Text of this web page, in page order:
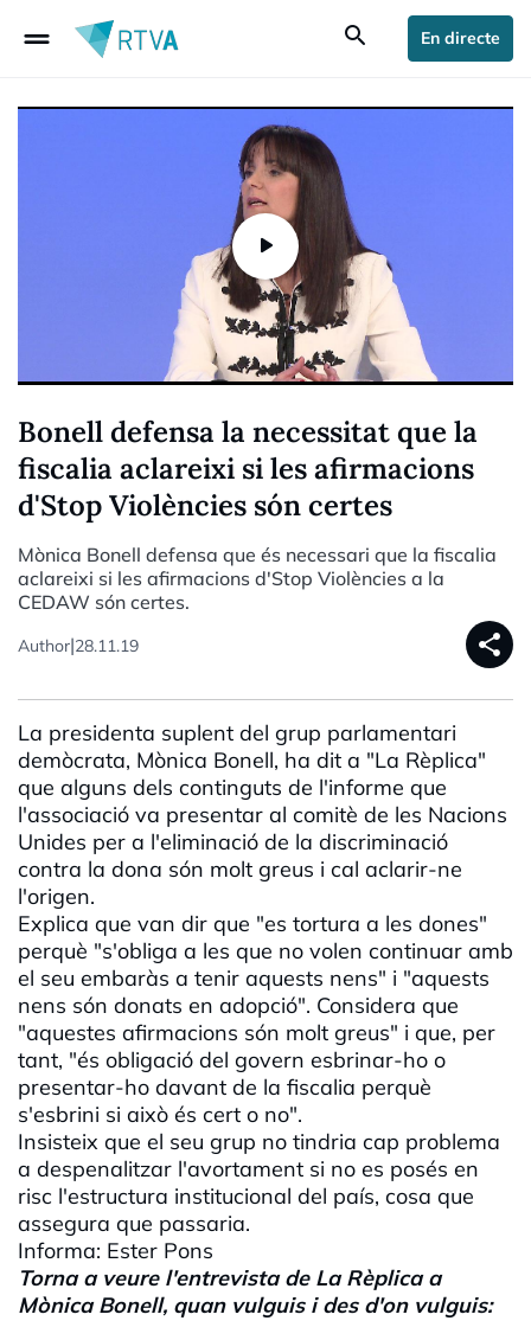
drag_handle search En directe
Bonell defensa la necessitat que la
fiscalia aclareixi si les afirmacions
d'Stop Violències són certes
Mònica Bonell defensa que és necessari que la fiscalia
aclareixi si les afirmacions d'Stop Violències a la
CEDAW són certes.
Author|28.11.19 share
La presidenta suplent del grup parlamentari
demòcrata, Mònica Bonell, ha dit a "La Rèplica"
que alguns dels continguts de l'informe que
l'associació va presentar al comitè de les Nacions
Unides per a l'eliminació de la discriminació
contra la dona són molt greus i cal aclarir-ne
l'origen.
Explica que van dir que "es tortura a les dones"
perquè "s'obliga a les que no volen continuar amb
el seu embaràs a tenir aquests nens" i "aquests
nens són donats en adopció". Considera que
"aquestes afirmacions són molt greus" i que, per
tant, "és obligació del govern esbrinar-ho o
presentar-ho davant de la fiscalia perquè
s'esbrini si això és cert o no".
Insisteix que el seu grup no tindria cap problema
a despenalitzar l'avortament si no es posés en
risc l'estructura institucional del país, cosa que
assegura que passaria.
Informa: Ester Pons
Torna a veure l'entrevista de La Rèplica a
Mònica Bonell, quan vulguis i des d'on vulguis: